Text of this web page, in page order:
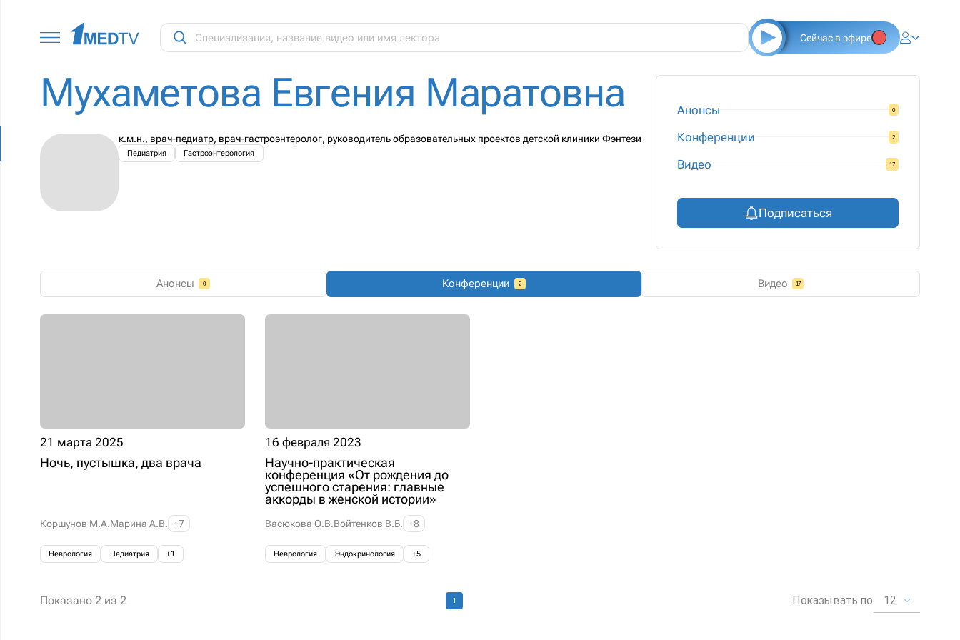
Сейчас в эфире
Мухаметова Евгения Маратовна
к.м.н., врач-педиатр, врач-гастроэнтеролог, руководитель образовательных проектов детской клиники Фэнтези
Педиатрия Гастроэнтерология
Анонсы 0
Конференции 2
Видео 17
Подписаться
Анонсы 0 Конференции 2 Видео 17
21 марта 2025
Ночь, пустышка, два врача
Коршунов М.А.Марина А.В. +7
Неврология Педиатрия +1
16 февраля 2023
Научно-практическая
конференция «От рождения до
успешного старения: главные
аккорды в женской истории»
Васюкова О.В.Войтенков В.Б. +8
Неврология Эндокринология +5
Показано 2 из 2 1 Показывать по 12